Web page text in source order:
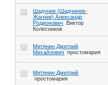
Шадчнев (Шадчинев-
Жагнев) Александр
Родионович
Виктор
Колесников
Митянин Дмитрий
Михайлович
простомария
Митянин Дмитрий
простомария